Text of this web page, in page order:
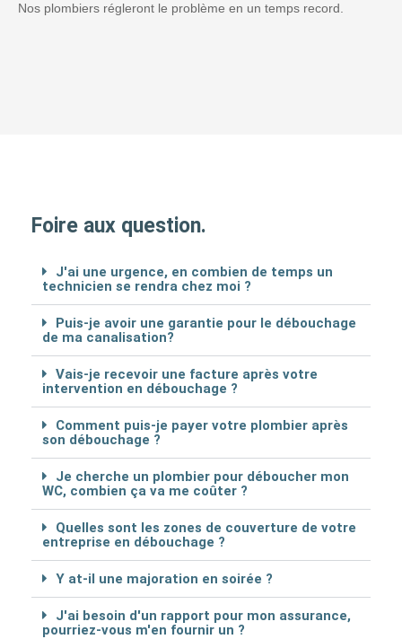
Nos plombiers régleront le problème en un temps record.
Foire aux question.
J'ai une urgence, en combien de temps un
technicien se rendra chez moi ?
Puis-je avoir une garantie pour le débouchage
de ma canalisation?
Vais-je recevoir une facture après votre
intervention en débouchage ?
Comment puis-je payer votre plombier après
son débouchage ?
Je cherche un plombier pour déboucher mon
WC, combien ça va me coûter ?
Quelles sont les zones de couverture de votre
entreprise en débouchage ?
Y at-il une majoration en soirée ?
J'ai besoin d'un rapport pour mon assurance,
pourriez-vous m'en fournir un ?